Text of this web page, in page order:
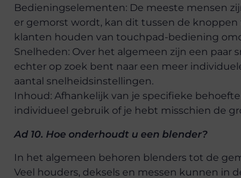
Bedieningselementen: De meeste mensen
er gemorst wordt, kan dit tussen de
klanten houden van touchpad-bediening
Snelheden: Over het algemeen zijn een
echter op zoek bent naar een meer
aantal snelheidsinstellingen.
Inhoud: Afhankelijk van je specifieke
individueel gebruik of je hebt misschien de
Ad 10. Hoe onderhoudt u een blender?
In het algemeen behoren blenders tot de
Veel houders, deksels en messen kunnen in